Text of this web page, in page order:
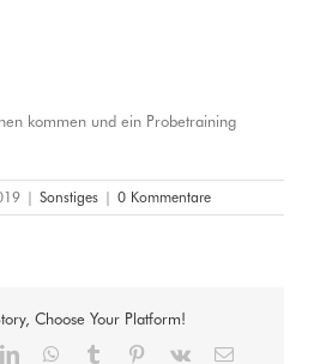
kommen und ein Probetraining
| Sonstiges | 0 Kommentare
Choose Your Platform!
LinkedInWhatsApp
Tumblr Pinterest
Vk
E-